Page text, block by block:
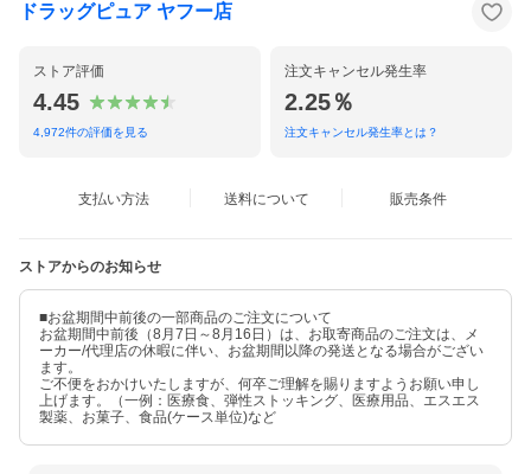
【お問い合わせ先】
当店(ドラッグピュア）または下記へお願いします。
製造・販売元
江崎グリコ株式会社
神戸市北区鈴蘭台北町1丁目1-11-103
TEL:0120-093-849
製造販売：江崎グリコ株式会社
区分：食品
ドラッグピュア ヤフー店
ストア評価
4.45
4,972件の評価を見る
注文キャンセル発生率
2.25％
注文キャンセル発生率とは？
支払い方法 送料について 販売条件
ストアからのお知らせ
■お盆期間中前後の一部商品のご注文について
お盆期間中前後（8月7日～8月16日）は、お取寄商品のご注文は、メ
ーカー/代理店の休暇に伴い、お盆期間以降の発送となる場合がござい
ます。
ご不便をおかけいたしますが、何卒ご理解を賜りますようお願い申し
上げます。（一例：医療食、弾性ストッキング、医療用品、エスエス
製薬、お菓子、食品(ケース単位)など